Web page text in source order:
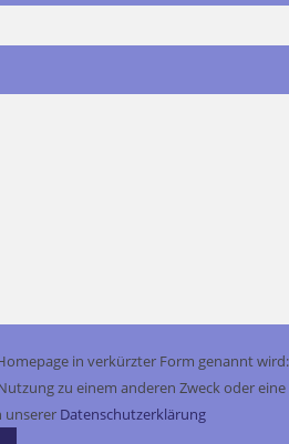
in verkürzter Form genannt
zu einem anderen Zweck oder
unserer Datenschutzerklärung